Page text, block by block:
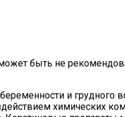
быть не
и грудного
химических